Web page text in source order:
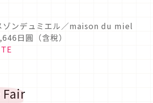
ンデュミエル／maison du miel
日圓（含稅）